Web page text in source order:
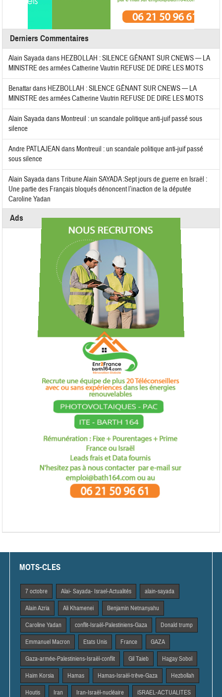
Derniers Commentaires
Alain Sayadadans HEZBOLLAH : SILENCE GÊNANT SUR CNEWS — LA
MINISTRE des armées Catherine Vautrin REFUSE DE DIRE LES MOTS
Benattardans HEZBOLLAH : SILENCE GÊNANT SUR CNEWS — LA
MINISTRE des armées Catherine Vautrin REFUSE DE DIRE LES MOTS
Alain Sayadadans Montreuil : un scandale politique anti-juif passé sous
silence
Andre PATLAJEAN dans Montreuil : un scandale politique anti-juif passé
sous silence
Alain SayadadansTribune Alain SAYADA :Sept jours de guerre en Israël :
Une partie des Français bloqués dénoncent l’inaction de la députée
Caroline Yadan
Ads
MOTS-CLES
7 octobre Alai- Sayada- Israel-Actualités alain-sayada
Alain Azria Ali Khamenei Benjamin Netnanyahu
Caroline Yadan conflit-Israël-Palestiniens-Gaza Donald trump
Emmanuel Macron Etats Unis France GAZA
Gaza-armée-Palestiniens-Israël-conflit Gil Taieb Hagay Sobol
Haim Korsia Hamas Hamas-Israël-trêve-Gaza Hezbollah
Houtis Iran Iran-Israël-nucléaire iSRAEL-ACTUALITES